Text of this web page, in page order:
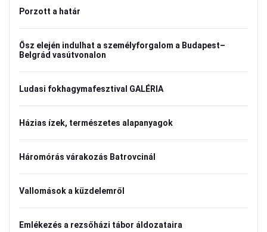
Porzott a határ
Ősz elején indulhat a személyforgalom a Budapest–
Belgrád vasútvonalon
Ludasi fokhagymafesztival GALÉRIA
Házias ízek, természetes alapanyagok
Háromórás várakozás Batrovcinál
Vallomások a küzdelemről
Emlékezés a rezsőházi tábor áldozataira